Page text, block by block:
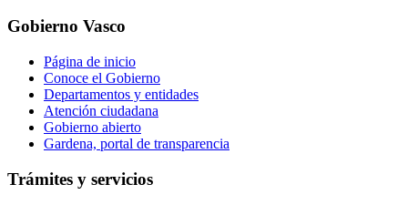
Gobierno Vasco
Página de inicio
Conoce el Gobierno
Departamentos y entidades
Atención ciudadana
Gobierno abierto
Gardena, portal de transparencia
Trámites y servicios